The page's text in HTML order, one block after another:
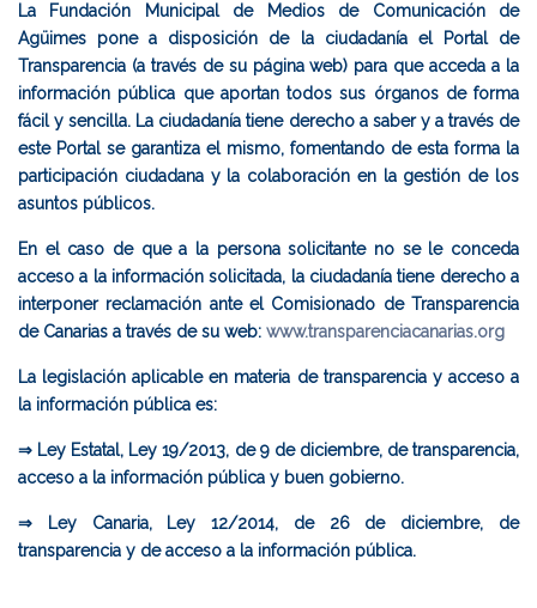
La Fundación Municipal de Medios de Comunicación de
Agüimes pone a disposición de la ciudadanía el Portal de
Transparencia (a través de su página web) para que acceda a la
información pública que aportan todos sus órganos de forma
fácil y sencilla. La ciudadanía tiene derecho a saber y a través de
este Portal se garantiza el mismo, fomentando de esta forma la
participación ciudadana y la colaboración en la gestión de los
asuntos públicos.
En el caso de que a la persona solicitante no se le conceda
acceso a la información solicitada, la ciudadanía tiene derecho a
interponer reclamación ante el Comisionado de Transparencia
de Canarias a través de su web: www.transparenciacanarias.org
La legislación aplicable en materia de transparencia y acceso a
la información pública es:
⇒ Ley Estatal, Ley 19/2013, de 9 de diciembre, de transparencia,
acceso a la información pública y buen gobierno.
⇒ Ley Canaria, Ley 12/2014, de 26 de diciembre, de
transparencia y de acceso a la información pública.